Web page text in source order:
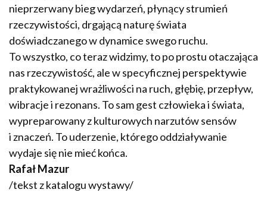
nieprzerwany bieg wydarzeń, płynący strumień
rzeczywistości, drgającą naturę świata
doświadczanego w dynamice swego ruchu.
To wszystko, co teraz widzimy, to po prostu otaczająca
nas rzeczywistość, ale w specyficznej perspektywie
praktykowanej wrażliwości na ruch, głębię, przepływ,
wibracje i rezonans. To sam gest człowieka i świata,
wypreparowany z kulturowych narzutów sensów
i znaczeń. To uderzenie, którego oddziaływanie
wydaje się nie mieć końca.
Rafał Mazur
/tekst z katalogu wystawy/